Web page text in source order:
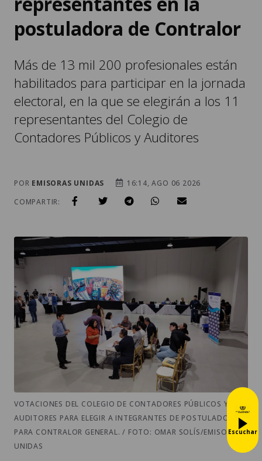
postuladora de Contralor
Más de 13 mil 200 profesionales están
habilitados para participar en la jornada
electoral, en la que se elegirán a los 11
representantes del Colegio de
Contadores Públicos y Auditores
POR EMISORAS UNIDAS
16:14, AGO 06 2026
COMPARTIR:
VOTACIONES DEL COLEGIO DE CONTADORES PÚBLICOS Y
AUDITORES PARA ELEGIR A INTEGRANTES DE POSTULADORA
PARA CONTRALOR GENERAL. / FOTO: OMAR SOLÍS/EMISORAS
UNIDAS
Escuchar